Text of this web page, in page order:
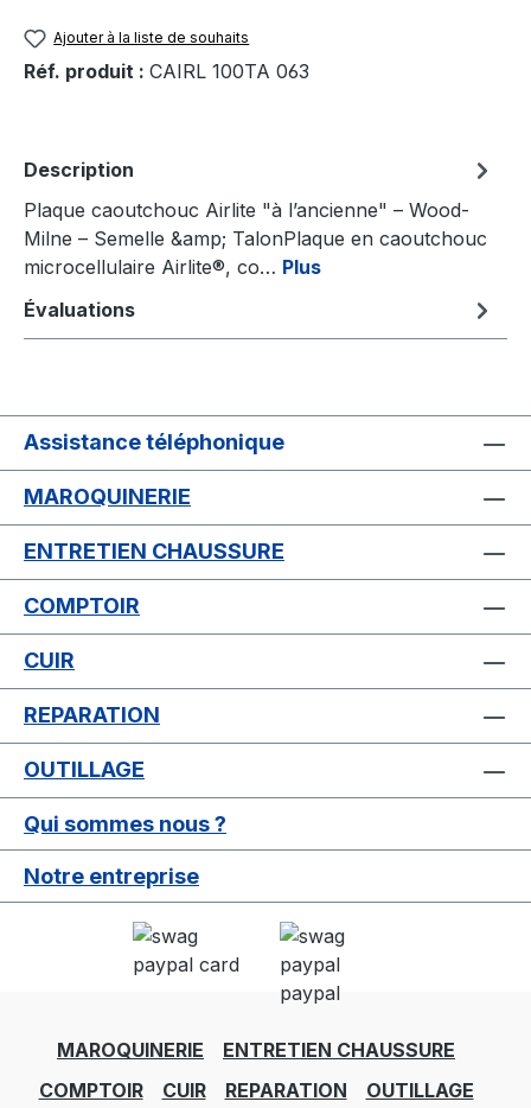
Ajouter à la liste de souhaits
Réf. produit : CAIRL 100TA 063
Description
Plaque caoutchouc Airlite "à l’ancienne" – Wood-
Milne – Semelle &amp; TalonPlaque en caoutchouc
microcellulaire Airlite®, co… Plus
Évaluations
Assistance téléphonique
MAROQUINERIE
ENTRETIEN CHAUSSURE
COMPTOIR
CUIR
REPARATION
OUTILLAGE
Qui sommes nous ?
Notre entreprise
MAROQUINERIE
ENTRETIEN CHAUSSURE
COMPTOIR
CUIR REPARATION OUTILLAGE